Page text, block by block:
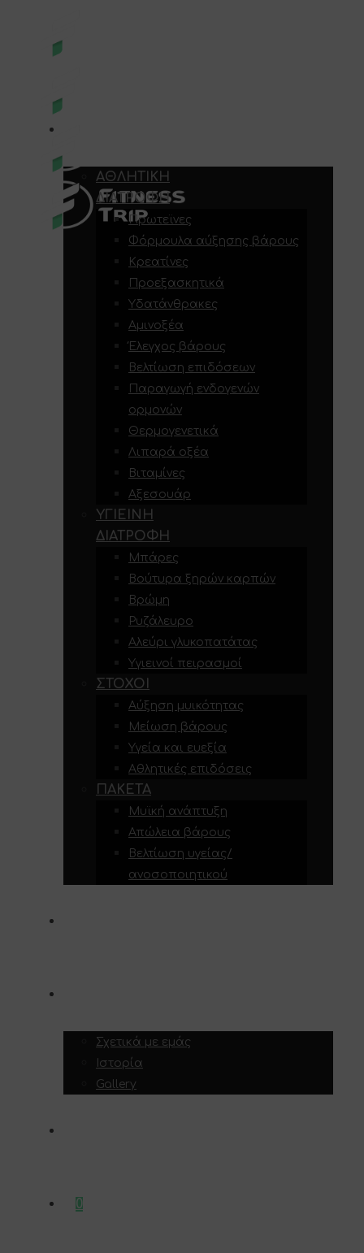
ΑΘΛΗΤΙΚΉ
ΔΙΑΤΡΟΦΉ
Πρωτεϊνες
Φόρμουλα αύξησης βάρους
Κρεατίνες
Προεξασκητικά
Υδατάνθρακες
Αμινοξέα
Έλεγχος βάρους
Βελτίωση επιδόσεων
Παραγωγή ενδογενών
ορμονών
Θερμογενετικά
Λιπαρά οξέα
Βιταμίνες
Αξεσουάρ
ΥΓΙΕΙΝΉ
ΔΙΑΤΡΟΦΉ
Μπάρες
Βούτυρα ξηρών καρπών
Βρώμη
Ρυζάλευρο
Αλεύρι γλυκοπατάτας
Υγιεινοί πειρασμοί
ΣΤΌΧΟΙ
Αύξηση μυικότητας
Μείωση βάρους
Υγεία και ευεξία
Αθλητικές επιδόσεις
ΠΑΚΈΤΑ
Μυϊκή ανάπτυξη
Απώλεια βάρους
Βελτίωση υγείας/
ανοσοποιητικού
Σχετικά με εμάς
Ιστορία
Gallery
0